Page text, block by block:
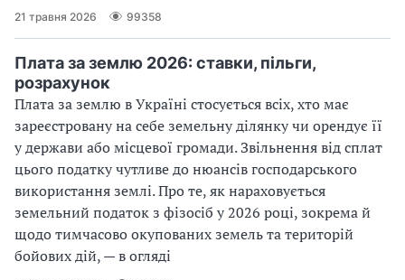
21 травня 2026 99358
Плата за землю 2026: ставки, пільги,
розрахунок
Плата за землю в Україні стосується всіх, хто має
зареєстровану на себе земельну ділянку чи орендує її
у держави або місцевої громади. Звільнення від сплат
цього податку чутливе до нюансів господарського
використання землі. Про те, як нараховується
земельний податок з фізосіб у 2026 році, зокрема й
щодо тимчасово окупованих земель та територій
бойових дій, — в огляді